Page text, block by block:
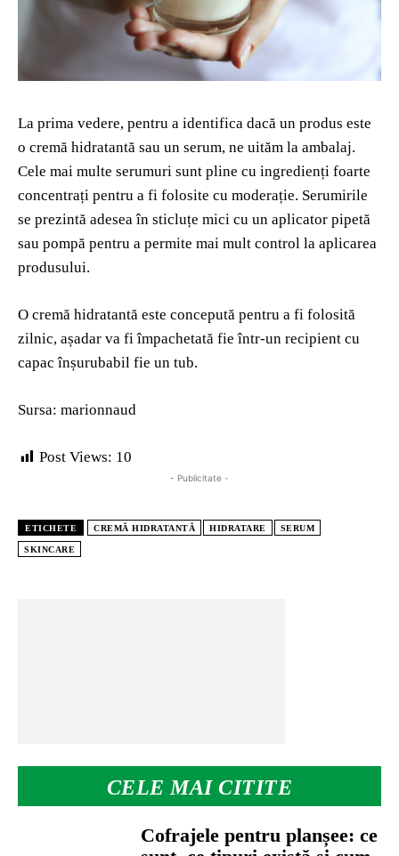
CELE MAI CITITE
Cofrajele pentru planșee: ce
La prima vedere, pentru a identifica dacă un produs este
o cremă hidratantă sau un serum, ne uităm la ambalaj.
Cele mai multe serumuri sunt pline cu ingredienți foarte
concentrați pentru a fi folosite cu moderație. Serumirile
se prezintă adesea în sticluțe mici cu un aplicator pipetă
sau pompă pentru a permite mai mult control la aplicarea
produsului.
O cremă hidratantă este concepută pentru a fi folosită
zilnic, așadar va fi împachetată fie într-un recipient cu
capac înșurubabil fie un tub.
Sursa: marionnaud
Post Views: 10
- Publicitate -
ETICHETE CREMĂ HIDRATANTĂ HIDRATARE SERUM
SKINCARE